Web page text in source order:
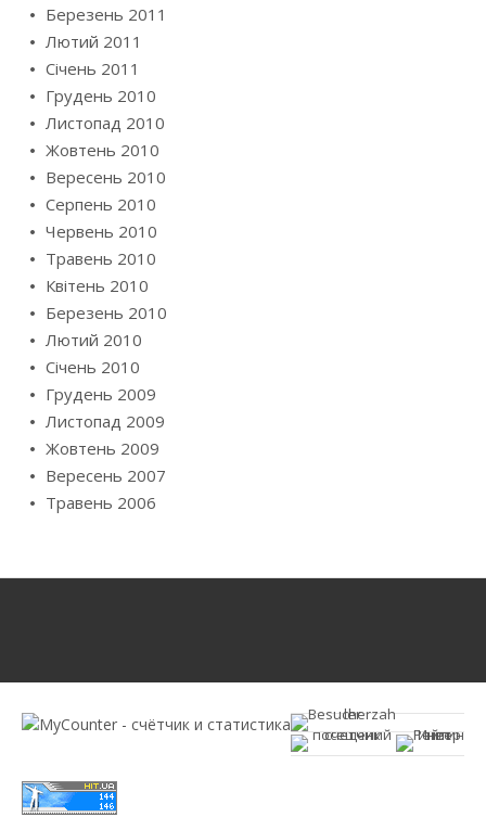
Березень 2011
Лютий 2011
Січень 2011
Грудень 2010
Листопад 2010
Жовтень 2010
Вересень 2010
Серпень 2010
Червень 2010
Травень 2010
Квітень 2010
Березень 2010
Лютий 2010
Січень 2010
Грудень 2009
Листопад 2009
Жовтень 2009
Вересень 2007
Травень 2006